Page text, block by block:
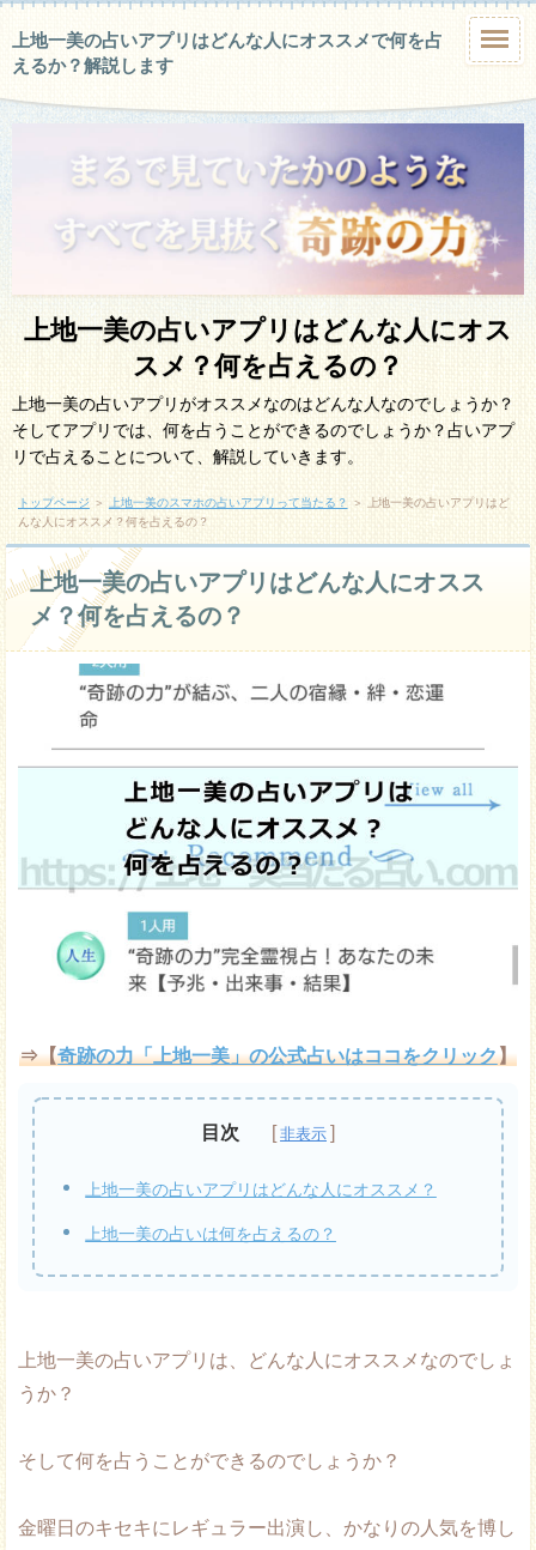
上地一美の占いアプリはどんな人にオススメで何を占
えるか？解説します
上地一美の占いアプリはどんな人にオス
スメ？何を占えるの？
上地一美の占いアプリがオススメなのはどんな人なのでしょうか？
そしてアプリでは、何を占うことができるのでしょうか？占いアプ
リで占えることについて、解説していきます。
トップページ＞ 上地一美のスマホの占いアプリって当たる？ ＞
上地一美の占いアプリはど
んな人にオススメ？何を占えるの？
上地一美の占いアプリはどんな人にオスス
メ？何を占えるの？
⇒【奇跡の力「上地一美」の公式占いはココをクリック】
目次
上地一美の占いアプリはどんな人にオススメ？
上地一美の占いは何を占えるの？
上地一美の占いアプリは、どんな人にオススメなのでしょ
うか？
そして何を占うことができるのでしょうか？
金曜日のキセキにレギュラー出演し、かなりの人気を博し